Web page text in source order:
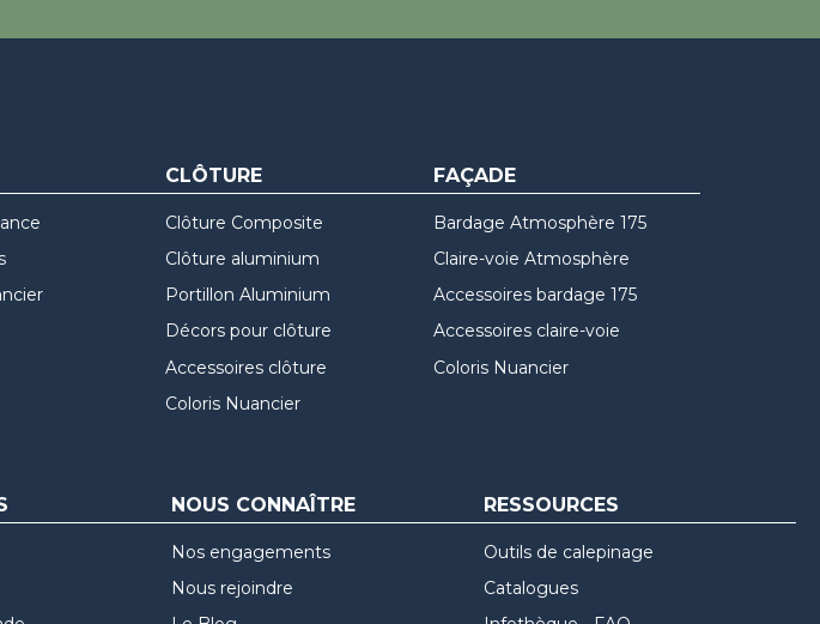
CLÔTURE
Clôture Composite
Clôture aluminium
Portillon Aluminium
Décors pour clôture
Accessoires clôture
Coloris Nuancier
FAÇADE
Bardage Atmosphère 175
Claire-voie Atmosphère
Accessoires bardage 175
Accessoires claire-voie
Coloris Nuancier
NOUS CONNAÎTRE
Nos engagements
Nous rejoindre
RESSOURCES
Outils de calepinage
Catalogues